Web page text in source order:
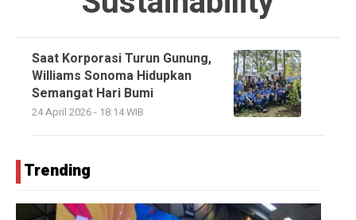
Saat Korporasi Turun Gunung,
Williams Sonoma Hidupkan
Semangat Hari Bumi
24 April 2026 - 18:14 WIB
Trending